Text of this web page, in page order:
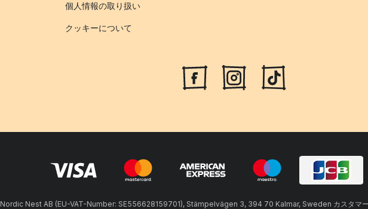
個人情報の取り扱い
クッキーについて
Nordic Nest AB (EU-VAT-Number: SE556628159701), Stämpelvägen 3, 394 70 Kalmar, Sweden カスタマ